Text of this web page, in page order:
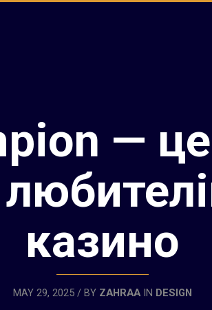
—
казино
MAY 29, 2025 / BY ZAHRAAIN DESIGN